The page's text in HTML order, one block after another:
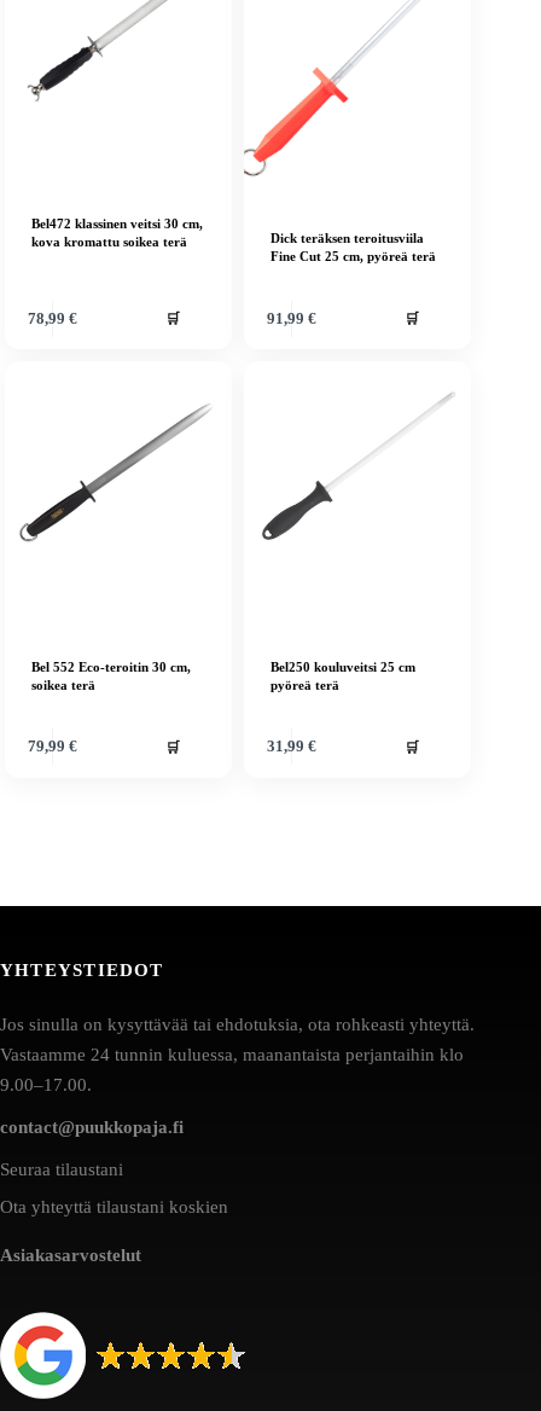
Bel472 klassinen veitsi 30 cm,
kova kromattu soikea terä
78,99 € 🛒
Dick teräksen teroitusviila
Fine Cut 25 cm, pyöreä terä
91,99 € 🛒
Bel 552 Eco-teroitin 30 cm,
soikea terä
79,99 € 🛒
Bel250 kouluveitsi 25 cm
pyöreä terä
31,99 € 🛒
YHTEYSTIEDOT
Jos sinulla on kysyttävää tai ehdotuksia, ota rohkeasti yhteyttä.
Vastaamme 24 tunnin kuluessa, maanantaista perjantaihin klo
9.00–17.00.
contact@puukkopaja.fi
Seuraa tilaustani
Ota yhteyttä tilaustani koskien
Asiakasarvostelut